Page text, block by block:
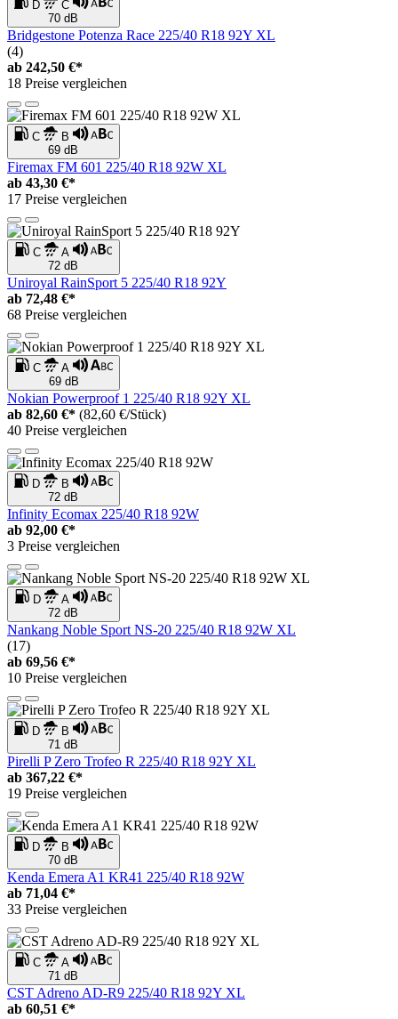
D
C
70 dB
Bridgestone Potenza Race 225/40 R18 92Y XL
(4)
ab 242,50 €*
18 Preise vergleichen
C
B
69 dB
Firemax FM 601 225/40 R18 92W XL
ab 43,30 €*
17 Preise vergleichen
C
A
72 dB
Uniroyal RainSport 5 225/40 R18 92Y
ab 72,48 €*
68 Preise vergleichen
C
A
69 dB
Nokian Powerproof 1 225/40 R18 92Y XL
ab 82,60 €* (82,60 €/Stück)
40 Preise vergleichen
D
B
72 dB
Infinity Ecomax 225/40 R18 92W
ab 92,00 €*
3 Preise vergleichen
D
A
72 dB
Nankang Noble Sport NS-20 225/40 R18 92W XL
(17)
ab 69,56 €*
10 Preise vergleichen
D
B
71 dB
Pirelli P Zero Trofeo R 225/40 R18 92Y XL
ab 367,22 €*
19 Preise vergleichen
D
B
70 dB
Kenda Emera A1 KR41 225/40 R18 92W
ab 71,04 €*
33 Preise vergleichen
C
A
71 dB
CST Adreno AD-R9 225/40 R18 92Y XL
ab 60,51 €*